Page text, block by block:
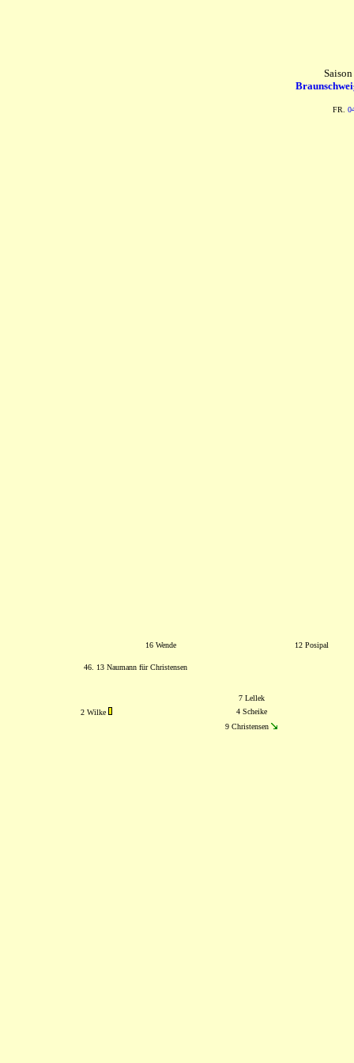
FR.
16 Wende 12 Posipal
46. 13 Naumann für Christensen
7 Lellek
2 Wilke
4 Scheike
9 Christensen